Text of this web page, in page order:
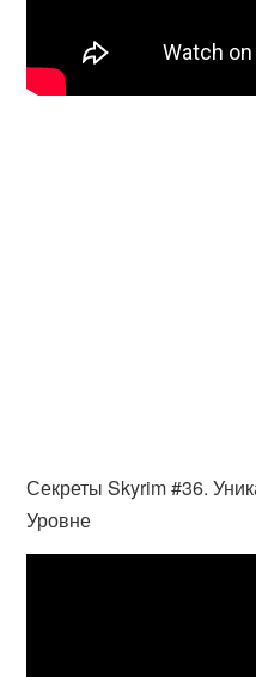
Секреты Skyrim #36.
Уровне